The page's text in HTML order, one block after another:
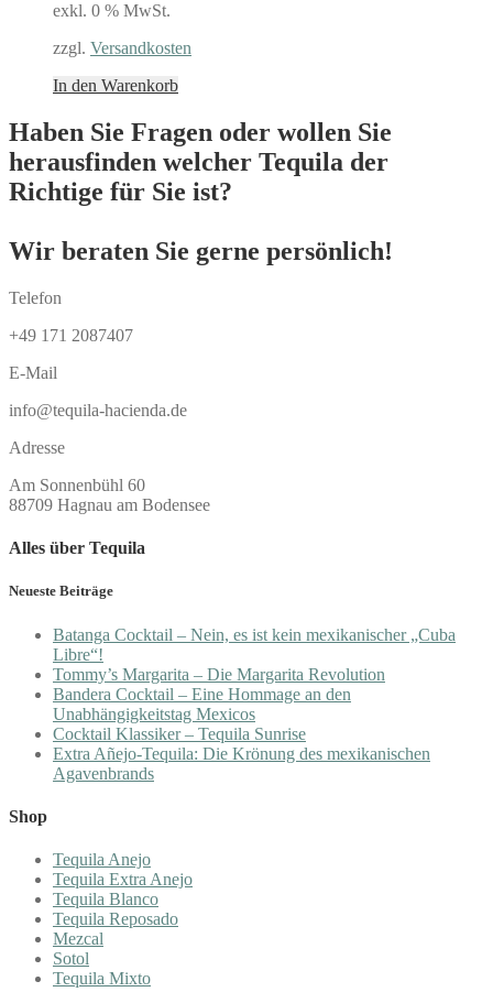
exkl. 0 % MwSt.
zzgl. Versandkosten
In den Warenkorb
Haben Sie Fragen oder wollen Sie
herausfinden welcher Tequila der
Richtige für Sie ist?
Wir beraten Sie gerne persönlich!
Telefon
+49 171 2087407
E-Mail
info@tequila-hacienda.de
Adresse
Am Sonnenbühl 60
88709 Hagnau am Bodensee
Alles über Tequila
Neueste Beiträge
Batanga Cocktail – Nein, es ist kein mexikanischer „Cuba
Libre“!
Tommy’s Margarita – Die Margarita Revolution
Bandera Cocktail – Eine Hommage an den
Unabhängigkeitstag Mexicos
Cocktail Klassiker – Tequila Sunrise
Extra Añejo-Tequila: Die Krönung des mexikanischen
Agavenbrands
Shop
Tequila Anejo
Tequila Extra Anejo
Tequila Blanco
Tequila Reposado
Mezcal
Sotol
Tequila Mixto